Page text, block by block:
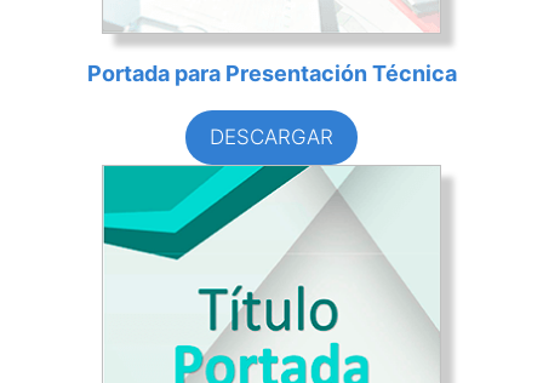
Portada para Presentación Técnica
DESCARGAR